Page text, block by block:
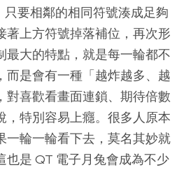
要相鄰的相同符號湊成足夠
著上方符號掉落補位，再次形
最大的特點，就是每一輪都不
而是會有一種「越炸越多、越
對喜歡看畫面連鎖、期待倍數
，特別容易上癮。很多人原本
一輪一輪看下去，莫名其妙就
也是 QT 電子月兔會成為不少